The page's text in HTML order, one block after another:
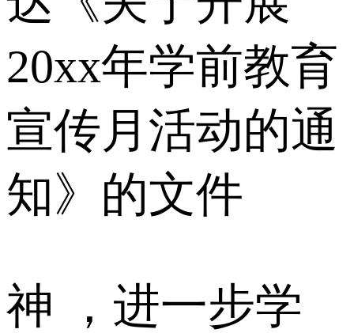
20xx年学前教育
宣传月活动的通
知》的文件
神 ，进一步学